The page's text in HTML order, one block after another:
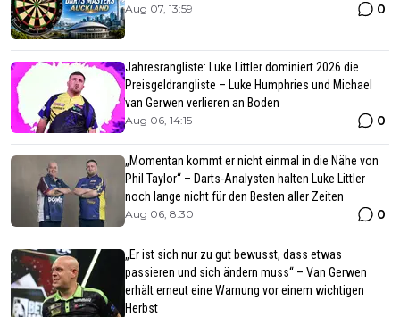
Aug 07, 13:59 0
Jahresrangliste: Luke Littler dominiert 2026 die
Preisgeldrangliste – Luke Humphries und Michael
van Gerwen verlieren an Boden
Aug 06, 14:15 0
„Momentan kommt er nicht einmal in die Nähe von
Phil Taylor“ – Darts-Analysten halten Luke Littler
noch lange nicht für den Besten aller Zeiten
Aug 06, 8:30 0
„Er ist sich nur zu gut bewusst, dass etwas
passieren und sich ändern muss“ – Van Gerwen
erhält erneut eine Warnung vor einem wichtigen
Herbst